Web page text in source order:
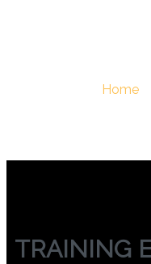
Home
TRAINING